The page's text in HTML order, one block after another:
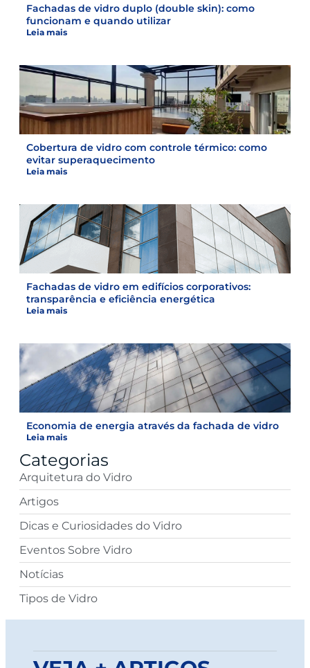
Fachadas de vidro duplo (double skin): como
funcionam e quando utilizar
Leia mais
Cobertura de vidro com controle térmico: como
evitar superaquecimento
Leia mais
Fachadas de vidro em edifícios corporativos:
transparência e eficiência energética
Leia mais
Economia de energia através da fachada de vidro
Leia mais
Categorias
Arquitetura do Vidro
Artigos
Dicas e Curiosidades do Vidro
Eventos Sobre Vidro
Notícias
Tipos de Vidro